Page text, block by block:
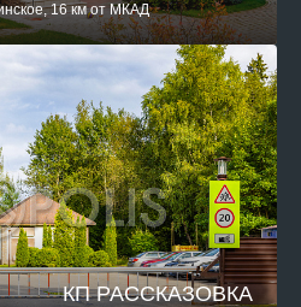
16 км от МКАД
КП РАССКАЗОВКА